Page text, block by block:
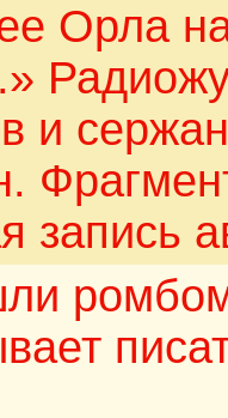
Орла
и
запись